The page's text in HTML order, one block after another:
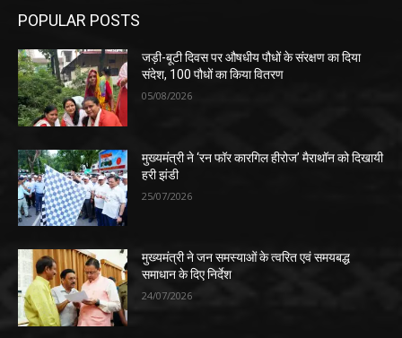
POPULAR POSTS
जड़ी-बूटी दिवस पर औषधीय पौधों के संरक्षण का दिया
संदेश, 100 पौधों का किया वितरण
05/08/2026
मुख्यमंत्री ने ‘रन फॉर कारगिल हीरोज’ मैराथॉन को दिखायी
हरी झंडी
25/07/2026
मुख्यमंत्री ने जन समस्याओं के त्वरित एवं समयबद्ध
समाधान के दिए निर्देश
24/07/2026